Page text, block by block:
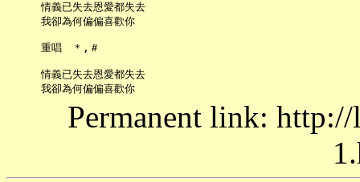
     情義已失去恩愛都失去
     我卻為何偏偏喜歡你
     重唱　＊,＃
     情義已失去恩愛都失去
Permanent link: